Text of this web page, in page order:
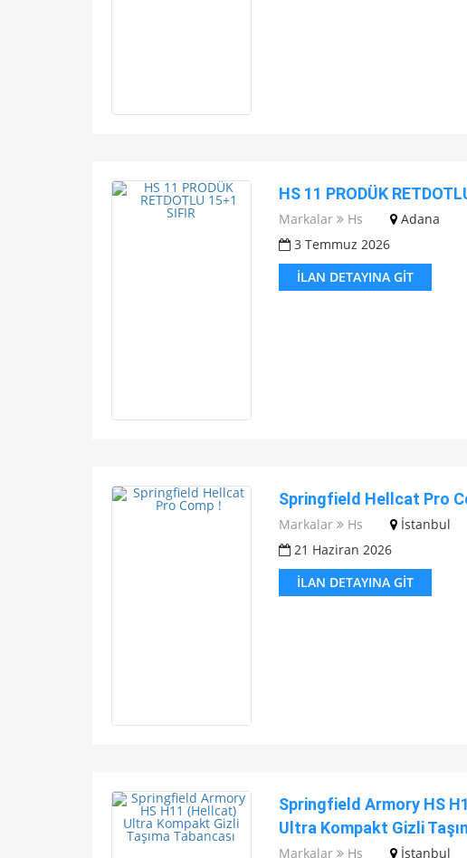
HS 11 PRODÜK
Markalar Hs
Adana
3 Temmuz 2026
İLAN DETAYINA GIT
Springfield Hellcat Pro
Markalar Hs
İstanbul
21 Haziran 2026
İLAN DETAYINA GIT
Springfield Armory HS
Ultra Kompakt Gizli
Markalar Hs İstanbul